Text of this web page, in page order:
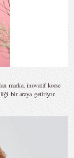
marka, inovatif korse
bir araya getiriyor.